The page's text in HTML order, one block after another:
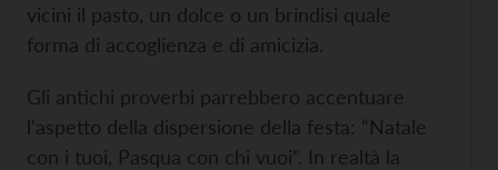
vicini il pasto, un dolce o un brindisi quale
forma di accoglienza e di amicizia.
Gli antichi proverbi parrebbero accentuare
l'aspetto della dispersione della festa: “Natale
con i tuoi, Pasqua con chi vuoi”. In realtà la